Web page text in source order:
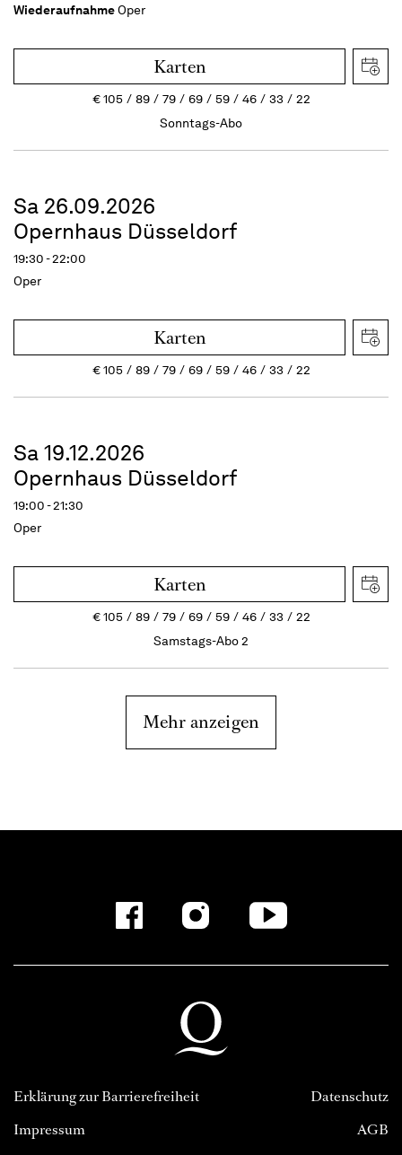
WiederaufnahmeOper
Karten
€105 89 79 69 59 46 33
22
Sonntags-Abo
Sa 26.09.2026
Opernhaus Düsseldorf
19:30 - 22:00
Oper
Karten
€105 89 79 69 59 46 33 22
Sa 19.12.2026
Opernhaus Düsseldorf
19:00 - 21:30
Oper
Karten
€105 89 79 69 59 46 33
22
Samstags-Abo 2
Mehr anzeigen
Erklärung zur Barrierefreiheit
Impressum
Datenschutz
AGB